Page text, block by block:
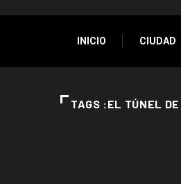
INICIO CIUDAD
TAGS :EL TÚNEL DE